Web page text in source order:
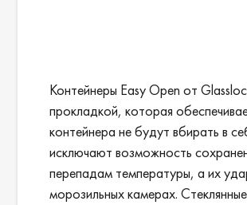
Контейнеры Easy Open от
прокладкой, которая
контейнера не будут вбирать в
исключают возможность
перепадам температуры, а их
морозильных камерах.